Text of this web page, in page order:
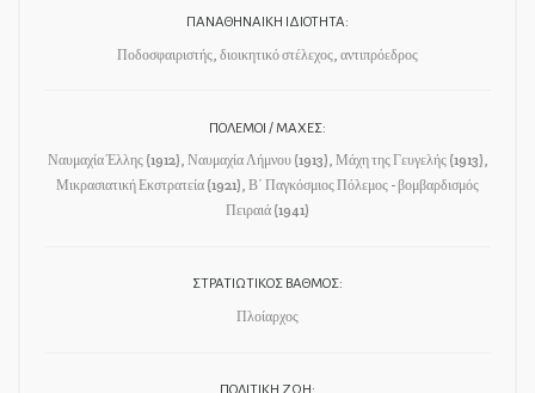
ΠΑΝΑΘΗΝΑΙΚΗ ΙΔΙΟΤΗΤΑ:
Ποδοσφαιριστής, διοικητικό στέλεχος, αντιπρόεδρος
ΠΟΛΕΜΟΙ / ΜΑΧΕΣ:
Ναυμαχία Έλλης (1912), Ναυμαχία Λήμνου (1913), Μάχη της Γευγελής (1913),
Μικρασιατική Εκστρατεία (1921), Β΄ Παγκόσμιος Πόλεμος - βομβαρδισμός
Πειραιά (1941)
ΣΤΡΑΤΙΩΤΙΚΟΣ ΒΑΘΜΟΣ:
Πλοίαρχος